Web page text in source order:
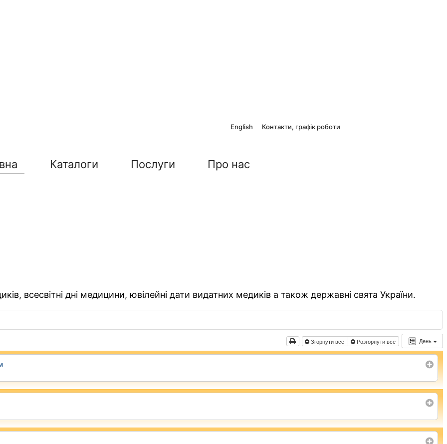
English Контакти, графік роботи
Каталоги Послуги Про нас
всесвітні дні медицини, ювілейні дати видатних медиків а також державні свята України.
День
Згорнути все Розгорнути все